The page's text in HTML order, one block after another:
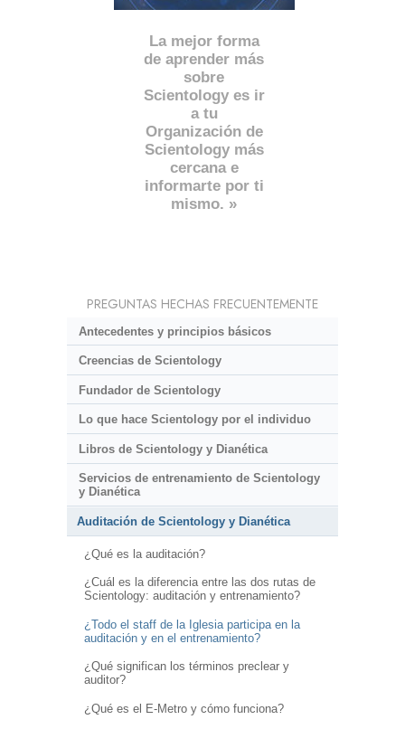
La mejor forma
de aprender más
sobre
Scientology es ir
a tu
Organización de
Scientology más
cercana e
informarte por ti
mismo. »
PREGUNTAS HECHAS FRECUENTEMENTE
Antecedentes y principios básicos
Creencias de Scientology
Fundador de Scientology
Lo que hace Scientology por el individuo
Libros de Scientology y Dianética
Servicios de entrenamiento de Scientology
y Dianética
Auditación de Scientology y Dianética
¿Qué es la auditación?
¿Cuál es la diferencia entre las dos rutas de
Scientology: auditación y entrenamiento?
¿Todo el staff de la Iglesia participa en la
auditación y en el entrenamiento?
¿Qué significan los términos preclear y
auditor?
¿Qué es el E-Metro y cómo funciona?